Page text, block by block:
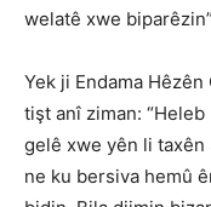
welatê xwe
Yek ji Endama
tişt anî ziman:
gelê xwe yên li taxên
ne ku bersiva hemû